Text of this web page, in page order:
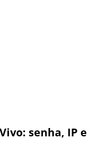
senha, IP e